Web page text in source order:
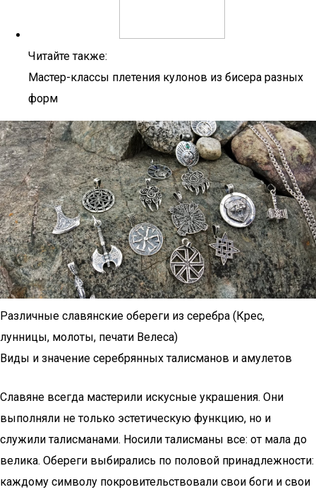
Читайте также:
Мастер-классы плетения кулонов из бисера разных
форм
Различные славянские обереги из серебра (Крес,
лунницы, молоты, печати Велеса)
Виды и значение серебрянных талисманов и амулетов
Славяне всегда мастерили искусные украшения. Они
выполняли не только эстетическую функцию, но и
служили талисманами. Носили талисманы все: от мала до
велика. Обереги выбирались по половой принадлежности:
каждому символу покровительствовали свои боги и свои